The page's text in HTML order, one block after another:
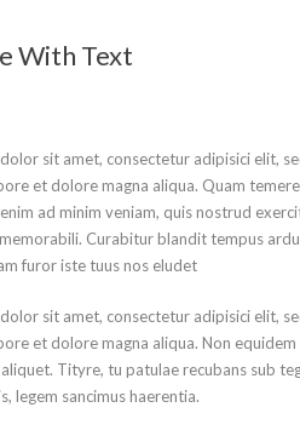
With Text
sit amet, consectetur adipisici elit,
et dolore magna aliqua. Quam
ad minim veniam, quis nostrud
Curabitur blandit tempus
furor iste tuus nos eludet
sit amet, consectetur adipisici elit,
et dolore magna aliqua. Non
Tityre, tu patulae recubans sub
legem sancimus haerentia.